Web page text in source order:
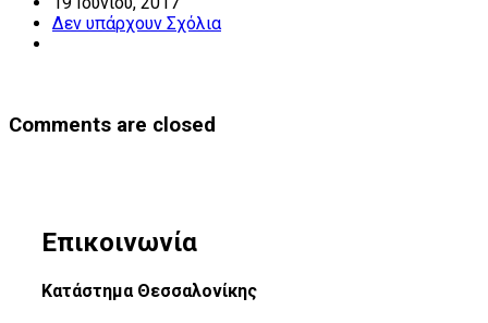
Δεν υπάρχουν Σχόλια
Comments are closed
Επικοινωνία
Κατάστημα Θεσσαλονίκης